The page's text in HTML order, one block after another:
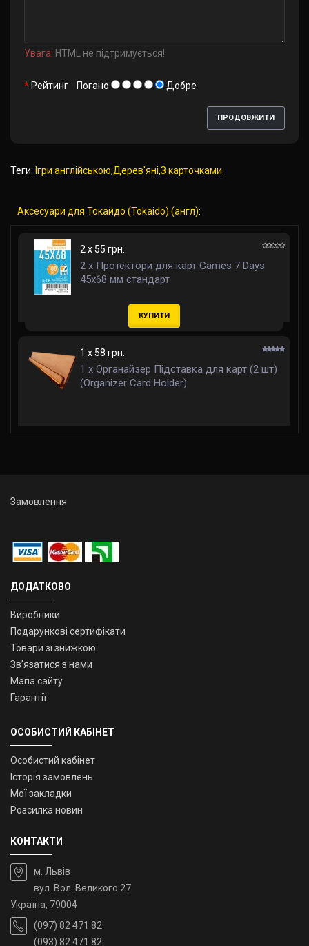
Увага: HTML не підтримується!
Рейтинг Погано Добре
ПРОДОВЖИТИ
Теги: Ігри англійською,Дерев'яні,З карточками
Аксесуари для Токайдо (Tokaido) (англ):
2 x 55 грн.
2 x Протектори для карт Games 7 Days
45x68 мм стандарт
КУПИТИ
1 x 58 грн.
1 x Органайзер Підставка для карт (2 шт)
(Organizer Card Holder)
Замовлення
ДОДАТКОВО
Виробники
Подарункові сертифікати
Товари зі знижкою
Зв’язатися з нами
Мапа сайту
Гарантії
ОСОБИСТИЙ КАБІНЕТ
Особистий кабінет
Історія замовлень
Мої закладки
Розсилка новин
КОНТАКТИ
м. Львів
вул. Вол. Великого 27
Україна, 79004
(097) 82 471 82
(093) 82 471 82